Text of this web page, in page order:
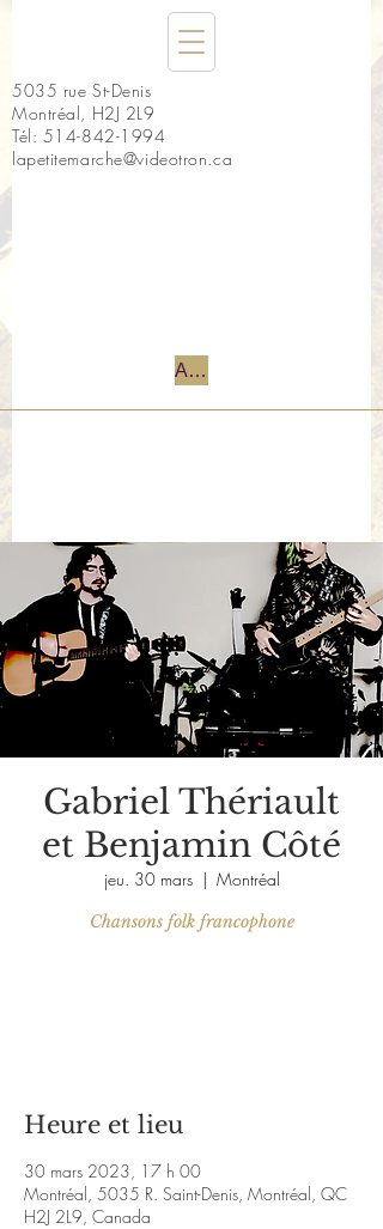
5035 rue St-Denis
Montréal, H2J 2L9
Tél: 514-842-1994
lapetitemarche@videotron.ca
Accueil
Gabriel Thériault
et Benjamin Côté
jeu. 30 mars
  |
Montréal
Chansons folk francophone
Heure et lieu
30 mars 2023, 17 h 00
Montréal, 5035 R. Saint-Denis, Montréal, QC
H2J 2L9, Canada